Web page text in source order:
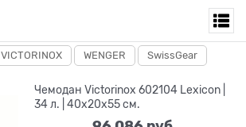
VICTORINOX WENGER SwissGear
Чемодан Victorinox 602104 Lexicon |
34 л. | 40x20x55 см.